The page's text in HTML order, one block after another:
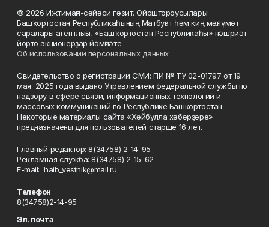
© 2026 Ижтимағи-сәйәси гәзит. Ойоштороусылары:
Башҡортостан Республикаһының Матбуғат һәм киң мәғлүмәт
саралары агентлығы, «Башҡортостан Республикаһы» нәшриәт
йорто акционерҙар йәмғиәте.
Об использовании персональных данных
Свидетельство о регистрации СМИ: ПИ № ТУ 02-01797 от 19
мая 2025 года выдано Управлением федеральной службы по
надзору в сфере связи, информационных технологий и
массовых коммуникаций по Республике Башкортостан.
Некоторые материалы сайта «Хәйбулла хәбәрҙәре»
предназначены для пользователей старше 16 лет.
Главный редактор: 8(34758) 2-14-95
Рекламная служба: 8(34758) 2-15-62
Е-mаil: haib_vestnik@mail.ru
Телефон
8(34758)2-14-95
Эл. почта